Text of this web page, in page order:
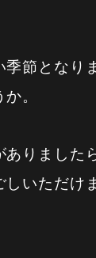
節となり
。
りました
いただけ